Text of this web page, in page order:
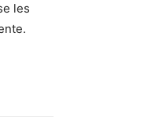
les